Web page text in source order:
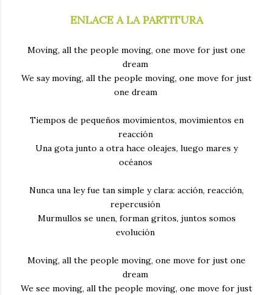
ENLACE A LA PARTITURA
Moving, all the people moving, one move for just one
dream
We say moving, all the people moving, one move for just
one dream
Tiempos de pequeños movimientos, movimientos en
reacción
Una gota junto a otra hace oleajes, luego mares y
océanos
Nunca una ley fue tan simple y clara: acción, reacción,
repercusión
Murmullos se unen, forman gritos, juntos somos
evolución
Moving, all the people moving, one move for just one
dream
We see moving, all the people moving, one move for just